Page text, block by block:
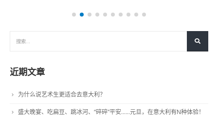
近期文章
为什么说艺术生更适合去意大利？
盛大晚宴、吃扁豆、跳冰河、“碎碎”平安……元旦，在意大利有N种体验！